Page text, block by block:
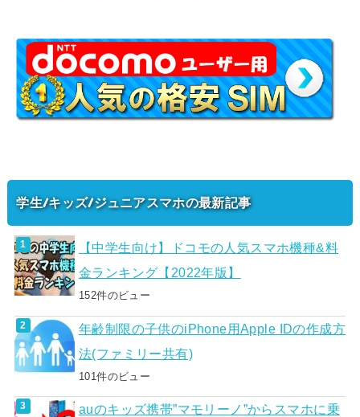
学生/キッズ/ジュニアスマホの最新記事
【中学生向け】ドコモの人気スマホ機種&料
金ランキング【2022年版】
152件のビュー
年齢制限の子供のiPhone用Apple IDの作成方
法(ファミリー共有)
101件のビュー
auのキッズ携帯”マモリーノ”からスマホに乗